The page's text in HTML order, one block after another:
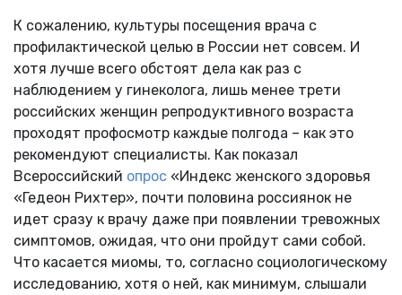
К сожалению, культуры посещения врача с
профилактической целью в России нет совсем. И
хотя лучше всего обстоят дела как раз с
наблюдением у гинеколога, лишь менее трети
российских женщин репродуктивного возраста
проходят профосмотр каждые полгода – как это
рекомендуют специалисты. Как показал
Всероссийский опрос «Индекс женского здоровья
«Гедеон Рихтер», почти половина россиянок не
идет сразу к врачу даже при появлении тревожных
симптомов, ожидая, что они пройдут сами собой.
Что касается миомы, то, согласно социологическому
исследованию, хотя о ней, как минимум, слышали